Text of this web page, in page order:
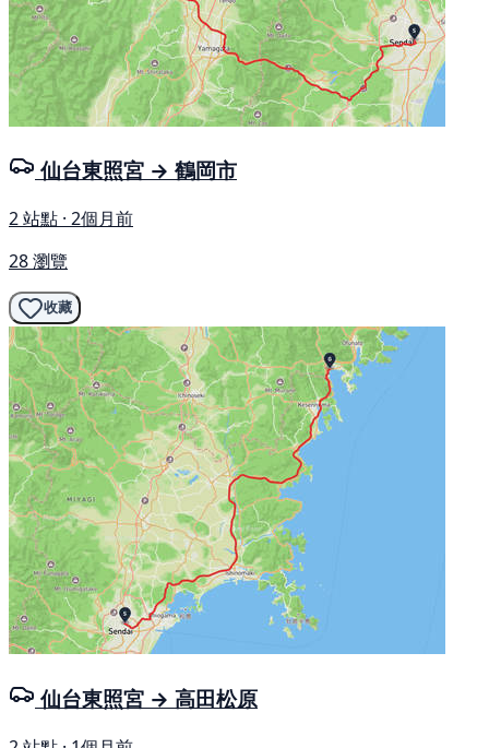
仙台東照宮 → 鶴岡市
2 站點 · 2個月前
28 瀏覽
收藏
仙台東照宮 → 高田松原